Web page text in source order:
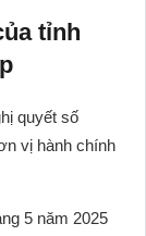
tỉnh
quyết số
vị hành chính
5 năm 2025